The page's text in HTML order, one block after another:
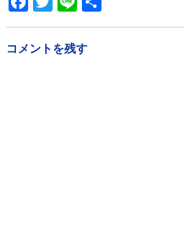
有
コメントを残す